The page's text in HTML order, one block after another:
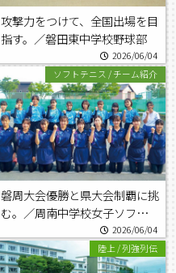
攻撃力をつけて、全国出場を目
指す。／磐田東中学校野球部
2026/06/04
ソフトテニス / チーム紹介
磐周大会優勝と県大会制覇に挑
む。／周南中学校女子ソフトテ
2026/06/04
陸上/列強列伝